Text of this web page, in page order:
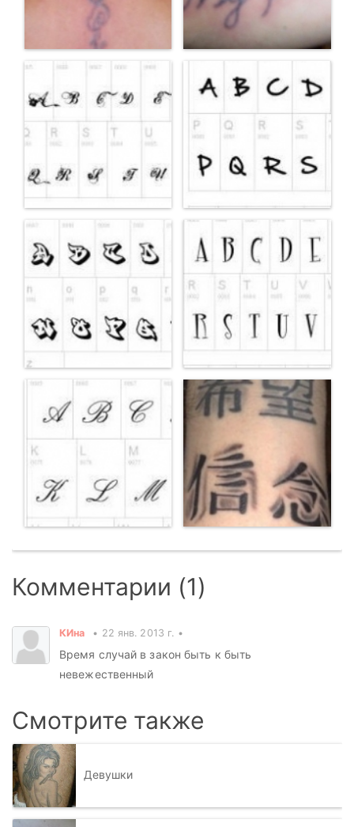
Комментарии (1)
КИна 22 янв. 2013 г.
Время случай в закон быть к быть
невежественный
Смотрите также
Девушки